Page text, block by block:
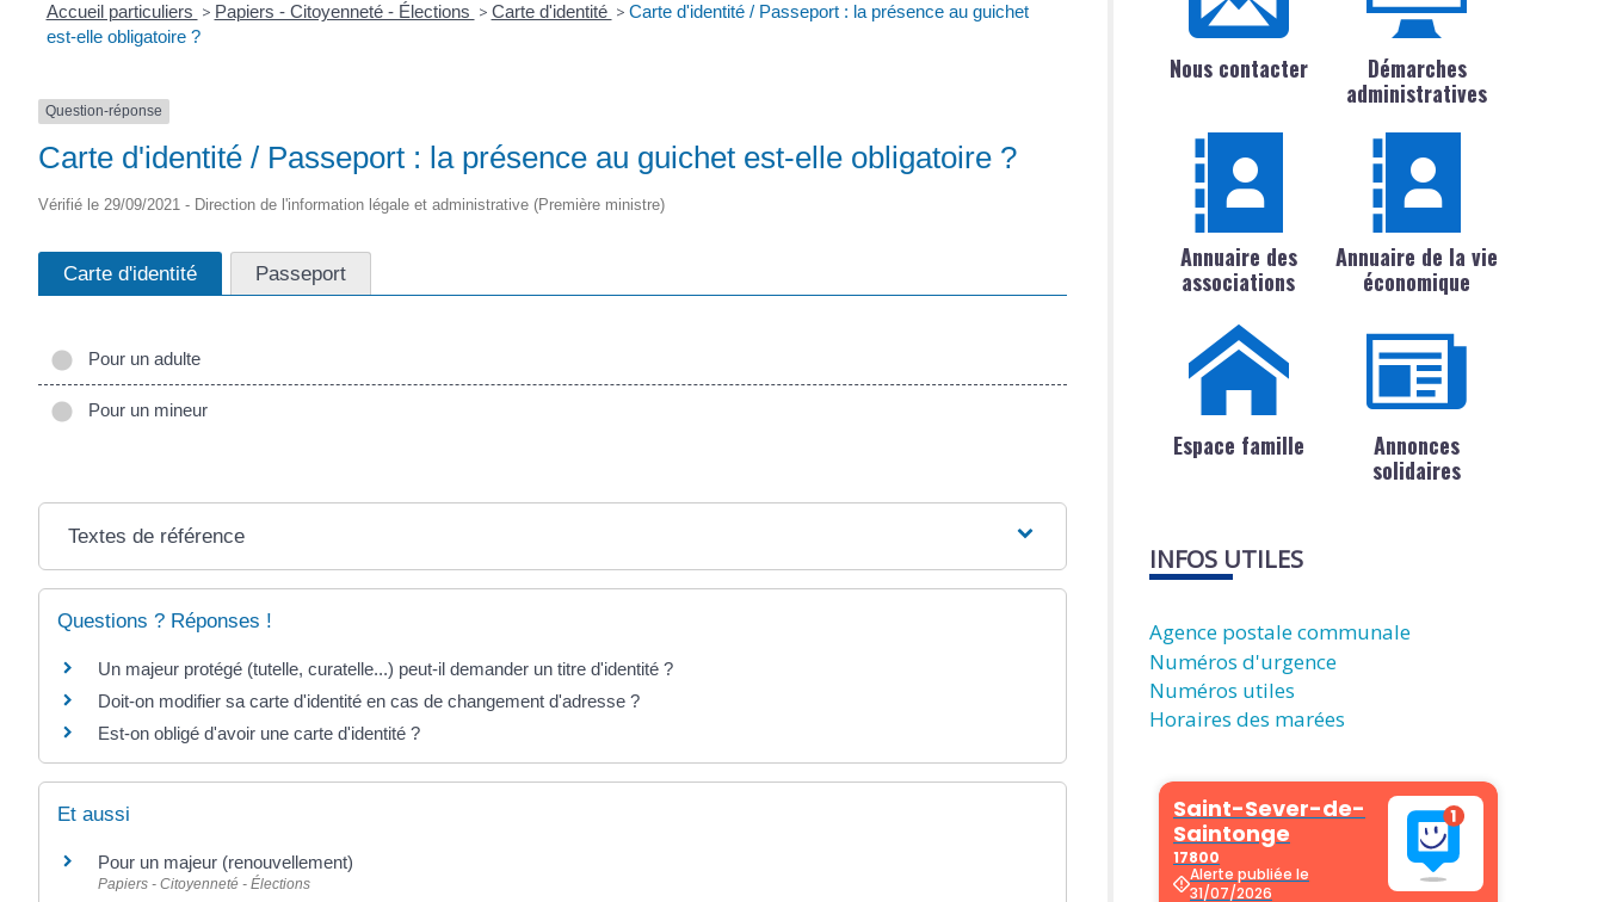
DE
SAINTONGE
Accueil particuliers > Papiers - Citoyenneté - Élections > Carte d'identité > Carte d'identité / Passeport : la présence au guichet
est-elle obligatoire ?
Question-réponse
Carte d'identité / Passeport : la présence au guichet est-elle obligatoire ?
Vérifié le 29/09/2021 - Direction de l'information légale et administrative (Première ministre)
Carte d'identité Passeport
Pour un adulte
Pour un mineur
Textes de référence
Questions ? Réponses !
Un majeur protégé (tutelle, curatelle...) peut-il demander un titre d'identité ?
Doit-on modifier sa carte d'identité en cas de changement d'adresse ?
Est-on obligé d'avoir une carte d'identité ?
Et aussi
Pour un majeur (renouvellement)
Papiers - Citoyenneté - Élections
Nous contacter
Démarches
administratives
Annuaire des
associations
Annuaire de la vie
économique
Espace famille
Annonces
solidaires
INFOS UTILES
Agence postale communale
Numéros d'urgence
Numéros utiles
Horaires des marées